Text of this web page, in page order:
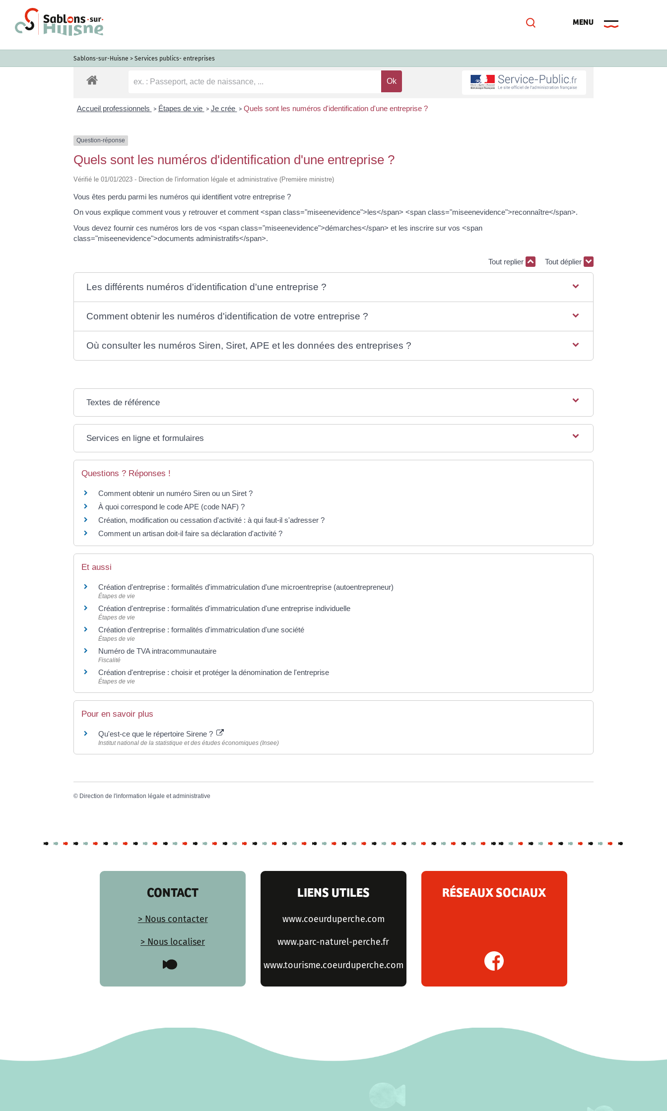
Sablons-sur-Huisne > Services publics- entreprises
Accueil professionnels > Étapes de vie > Je crée > Quels sont les numéros d'identification d'une entreprise ?
Question-réponse
Quels sont les numéros d'identification d'une entreprise ?
Vérifié le 01/01/2023 - Direction de l'information légale et administrative (Première ministre)
Vous êtes perdu parmi les numéros qui identifient votre entreprise ?
On vous explique comment vous y retrouver et comment <span class="miseenevidence">les</span> <span class="miseenevidence">reconnaître</span>.
Vous devez fournir ces numéros lors de vos <span class="miseenevidence">démarches</span> et les inscrire sur vos <span
class="miseenevidence">documents administratifs</span>.
Tout replier Tout déplier
Les différents numéros d'identification d'une entreprise ?
Comment obtenir les numéros d'identification de votre entreprise ?
Où consulter les numéros Siren, Siret, APE et les données des entreprises ?
Textes de référence
Services en ligne et formulaires
Questions ? Réponses !
Comment obtenir un numéro Siren ou un Siret ?
À quoi correspond le code APE (code NAF) ?
Création, modification ou cessation d'activité : à qui faut-il s'adresser ?
Comment un artisan doit-il faire sa déclaration d'activité ?
Et aussi
Création d'entreprise : formalités d'immatriculation d'une microentreprise (autoentrepreneur)
Étapes de vie
Création d'entreprise : formalités d'immatriculation d'une entreprise individuelle
Étapes de vie
Création d'entreprise : formalités d'immatriculation d'une société
Étapes de vie
Numéro de TVA intracommunautaire
Fiscalité
Création d'entreprise : choisir et protéger la dénomination de l'entreprise
Étapes de vie
Pour en savoir plus
Qu'est-ce que le répertoire Sirene ?
Institut national de la statistique et des études économiques (Insee)
© Direction de l'information légale et administrative
CONTACT
> Nous contacter
> Nous localiser
LIENS UTILES
www.coeurduperche.com
www.parc-naturel-perche.fr
www.tourisme.coeurduperche.com
RÉSEAUX SOCIAUX